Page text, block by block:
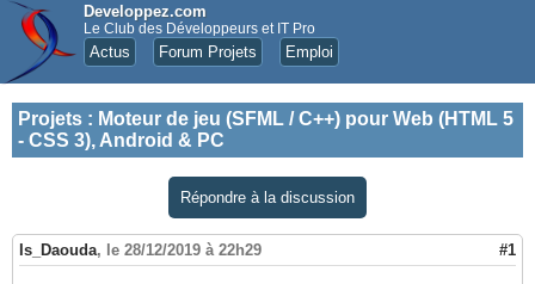
Developpez.com
Le Club des Développeurs et IT Pro
Actus Forum Projets Emploi
Projets : Moteur de jeu (SFML / C++) pour Web (HTML 5
- CSS 3), Android & PC
Répondre à la discussion
Is_Daouda, le 28/12/2019 à 22h29 #1